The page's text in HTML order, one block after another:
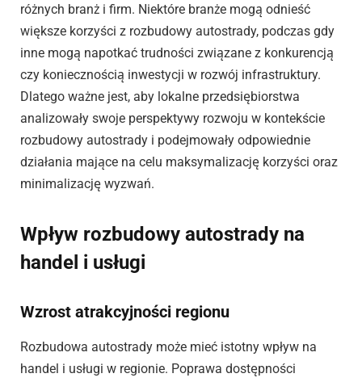
różnych branż i firm. Niektóre branże mogą odnieść
większe korzyści z rozbudowy autostrady, podczas gdy
inne mogą napotkać trudności związane z konkurencją
czy koniecznością inwestycji w rozwój infrastruktury.
Dlatego ważne jest, aby lokalne przedsiębiorstwa
analizowały swoje perspektywy rozwoju w kontekście
rozbudowy autostrady i podejmowały odpowiednie
działania mające na celu maksymalizację korzyści oraz
minimalizację wyzwań.
Wpływ rozbudowy autostrady na
handel i usługi
Wzrost atrakcyjności regionu
Rozbudowa autostrady może mieć istotny wpływ na
handel i usługi w regionie. Poprawa dostępności